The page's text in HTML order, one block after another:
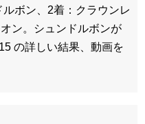
ボン、2着：クラウンレ
ン。シュンドルボンが
の詳しい結果、動画を